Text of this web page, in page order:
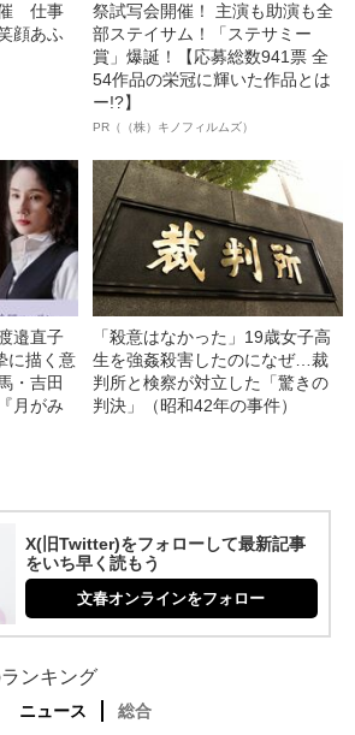
催 仕事
顔あふ
祭試写会開催！ 主演も助演も全
部ステイサム！「ステサミー
賞」爆誕！【応募総数941票 全
54作品の栄冠に輝いた作品とは
ー!?】
PR（（株）キノフィルムズ）
邉直子
に描く意
・吉田
月がみ
「殺意はなかった」19歳女子高
生を強姦殺害したのになぜ…裁
判所と検察が対立した「驚きの
判決」（昭和42年の事件）
X(旧Twitter)をフォローして最新記事
をいち早く読もう
文春オンラインをフォロー
ンキング
ニュース 総合